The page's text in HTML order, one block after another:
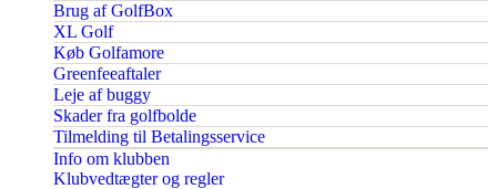
Brug af GolfBox
XL Golf
Køb Golfamore
Greenfeeaftaler
Leje af buggy
Skader fra golfbolde
Tilmelding til Betalingsservice
Info om klubben
Klubvedtægter og regler